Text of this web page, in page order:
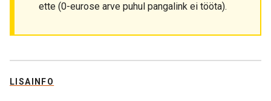
ette (0-eurose arve puhul pangalink ei tööta).
LISAINFO